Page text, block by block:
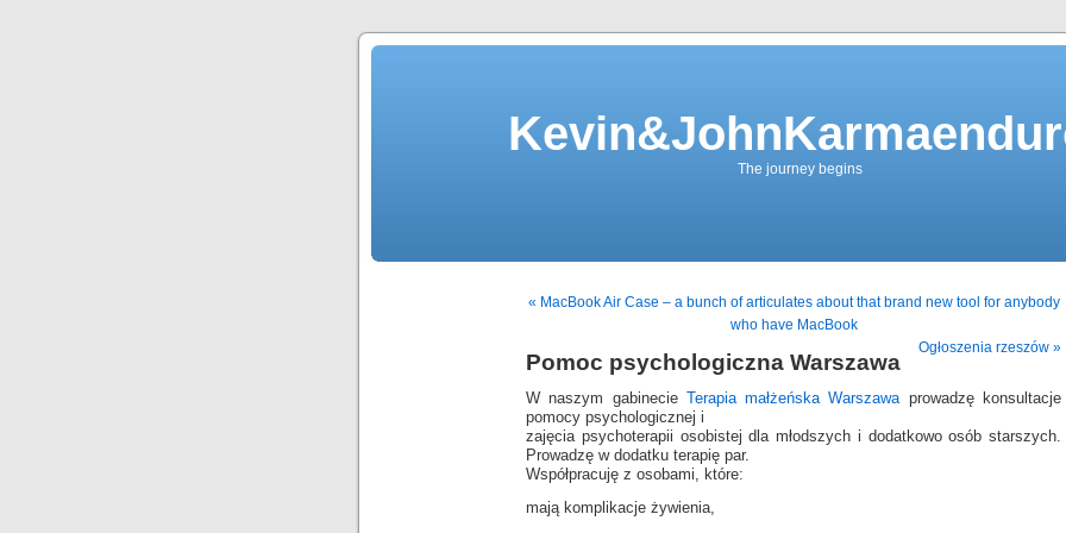
The journey begins
« MacBook Air Case – a bunch of articulates about that brand new tool for anybody
who have MacBook
Ogłoszenia rzeszów »
Pomoc psychologiczna Warszawa
W naszym gabinecie Terapia małżeńska Warszawa prowadzę konsultacje
pomocy psychologicznej i
zajęcia psychoterapii osobistej dla młodszych i dodatkowo osób starszych.
Prowadzę w dodatku terapię par.
Współpracuję z osobami, które:
mają komplikacje żywienia,